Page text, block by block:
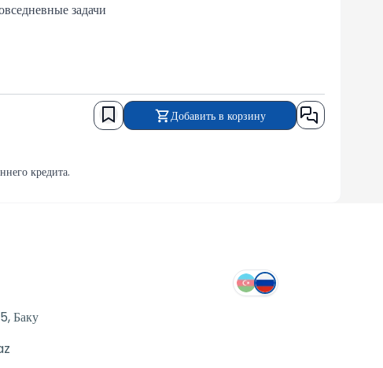
задачи
Добавить в корзину
кредита.
Баку